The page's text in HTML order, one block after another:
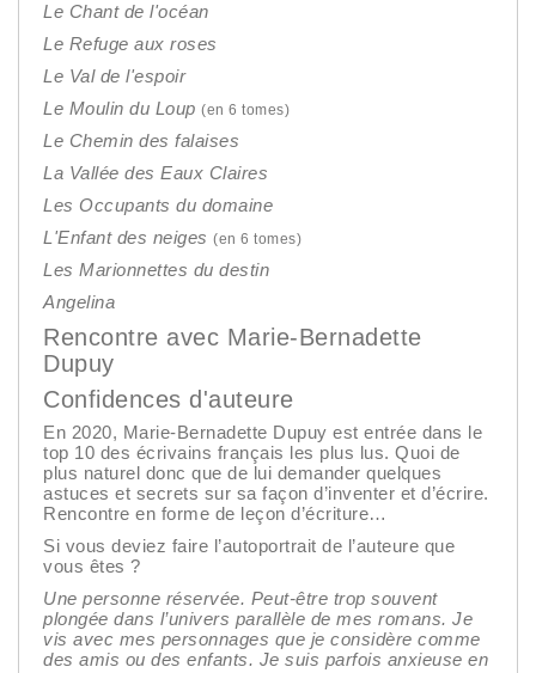
Le Chant de l'océan
Le Refuge aux roses
Le Val de l'espoir
Le Moulin du Loup (en 6 tomes)
Le Chemin des falaises
La Vallée des Eaux Claires
Les Occupants du domaine
L'Enfant des neiges (en 6 tomes)
Les Marionnettes du destin
Angelina
Rencontre avec Marie-Bernadette
Dupuy
Confidences d'auteure
En 2020, Marie-Bernadette Dupuy est entrée dans le
top 10 des écrivains français les plus lus. Quoi de
plus naturel donc que de lui demander quelques
astuces et secrets sur sa façon d’inventer et d’écrire.
Rencontre en forme de leçon d’écriture…
Si vous deviez faire l’autoportrait de l’auteure que
vous êtes ?
Une personne réservée. Peut-être trop souvent
plongée dans l’univers parallèle de mes romans. Je
vis avec mes personnages que je considère comme
des amis ou des enfants. Je suis parfois anxieuse en